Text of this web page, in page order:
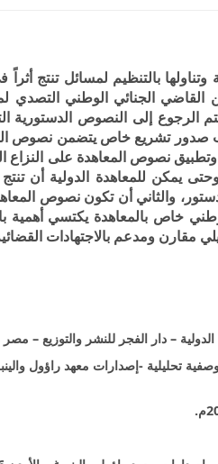
بالتنظيم لمسائل تنتج
القاضي الجنائي الوطني التصدي
الرجوع إلى النصوص الدستورية
صدور تشريع خاص يتضمن نصوص
وتطبيق نصوص المعاهدة على النزاع
يمكن للمعاهدة الدولية أن
والثاني أن تكون نصوص
خاص بالمعاهدة يكتسي أهمية
مقارن ومدعم بالاجتهادات
تحليلية -إصدارات معهد راؤول